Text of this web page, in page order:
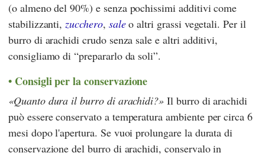
(o almeno del 90%) e senza pochissimi additivi come
stabilizzanti,zucchero, saleo altri grassi vegetali. Per il
burro di arachidi crudo senza sale e altri additivi,
consigliamo di “prepararlo da soli”.
Consigli per la conservazione
Quanto dura il burro di arachidi? Il burro di arachidi
può essere conservato a temperatura ambiente per circa 6
mesi dopo l'apertura. Se vuoi prolungare la durata di
conservazione del burro di arachidi, conservalo in